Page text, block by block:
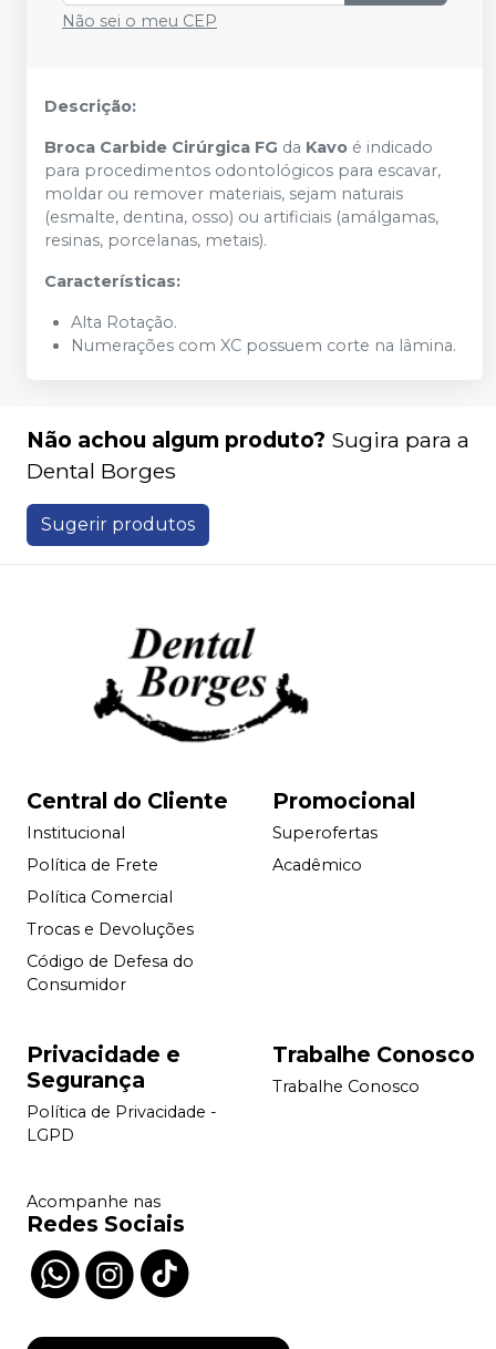
Não sei o meu CEP
Descrição:
Broca Carbide Cirúrgica FG da Kavo é indicado
para procedimentos odontológicos para escavar,
moldar ou remover materiais, sejam naturais
(esmalte, dentina, osso) ou artificiais (amálgamas,
resinas, porcelanas, metais).
Características:
Alta Rotação.
Numerações com XC possuem corte na lâmina.
Não achou algum produto? Sugira para a
Dental Borges
Sugerir produtos
Central do Cliente
Institucional
Política de Frete
Política Comercial
Trocas e Devoluções
Código de Defesa do
Consumidor
Promocional
Superofertas
Acadêmico
Privacidade e
Segurança
Política de Privacidade -
LGPD
Trabalhe Conosco
Trabalhe Conosco
Acompanhe nas
Redes Sociais